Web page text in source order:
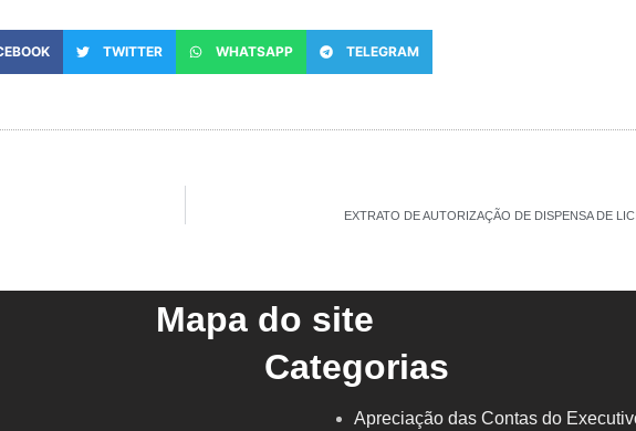
TWITTER WHATSAPP TELEGRAM
EXTRATO DE AUTORIZAÇÃO DE DISPENSA DE
Mapa do site
Categorias
Apreciação das Contas do